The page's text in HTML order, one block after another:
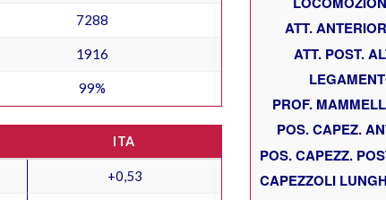
7288
1916
99%
ITA
+0,53